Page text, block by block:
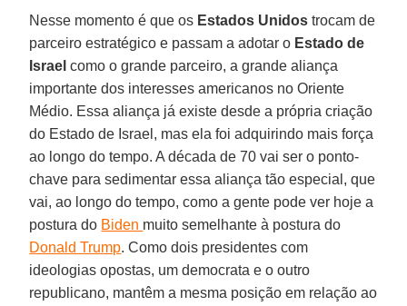
Nesse momento é que os Estados Unidos trocam de
parceiro estratégico e passam a adotar o Estado de
Israel como o grande parceiro, a grande aliança
importante dos interesses americanos no Oriente
Médio. Essa aliança já existe desde a própria criação
do Estado de Israel, mas ela foi adquirindo mais força
ao longo do tempo. A década de 70 vai ser o ponto-
chave para sedimentar essa aliança tão especial, que
vai, ao longo do tempo, como a gente pode ver hoje a
postura do Biden muito semelhante à postura do
Donald Trump. Como dois presidentes com
ideologias opostas, um democrata e o outro
republicano, mantêm a mesma posição em relação ao